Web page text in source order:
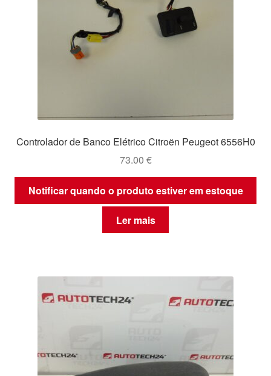
Controlador de Banco Elétrico Citroën Peugeot 6556H0
73.00 €
Notificar quando o produto estiver em estoque
Ler mais